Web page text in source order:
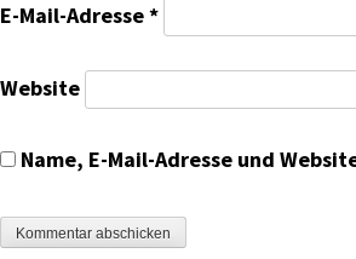
E-Mail-Adresse*
Website
Name, E-Mail-Adresse und